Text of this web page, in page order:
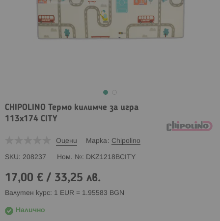
CHIPOLINO Термо килимче за игра
113х174 CITY
Оцени Марка Chipolino
SKU 208237 Ном. № DKZ1218BCITY
17,00 € / 33,25 лв.
Валутен курс: 1 EUR = 1.95583 BGN
Налично